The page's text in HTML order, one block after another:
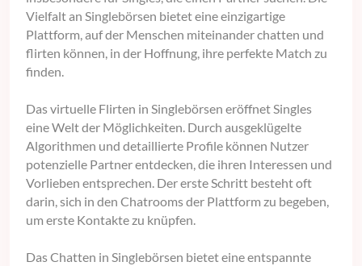
Vielfalt an Singlebörsen bietet eine einzigartige
Plattform, auf der Menschen miteinander chatten und
flirten können, in der Hoffnung, ihre perfekte Match zu
finden.
Das virtuelle Flirten in Singlebörsen eröffnet Singles
eine Welt der Möglichkeiten. Durch ausgeklügelte
Algorithmen und detaillierte Profile können Nutzer
potenzielle Partner entdecken, die ihren Interessen und
Vorlieben entsprechen. Der erste Schritt besteht oft
darin, sich in den Chatrooms der Plattform zu begeben,
um erste Kontakte zu knüpfen.
Das Chatten in Singlebörsen bietet eine entspannte